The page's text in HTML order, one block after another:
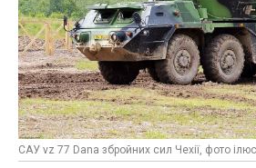
САУ vz 77 Dana збройних сил Чехії, фото